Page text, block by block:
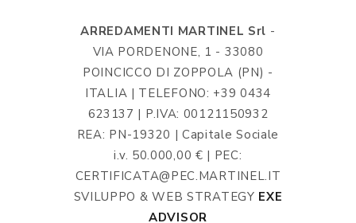
ARREDAMENTI MARTINEL Srl -
VIA PORDENONE, 1 - 33080
POINCICCO DI ZOPPOLA (PN) -
ITALIA | TELEFONO: +39 0434
623137 | P.IVA: 00121150932
REA: PN-19320 | Capitale Sociale
i.v. 50.000,00 € | PEC:
CERTIFICATA@PEC.MARTINEL.IT
SVILUPPO & WEB STRATEGY EXE
ADVISOR